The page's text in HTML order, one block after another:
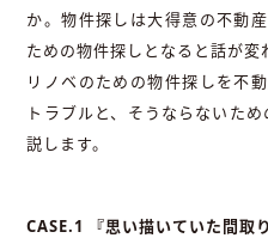
か。物件探しは大得意の不動
ための物件探しとなると話が変
リノベのための物件探しを不
トラブルと、そうならないた
説します。
CASE.1 『思い描いていた間取